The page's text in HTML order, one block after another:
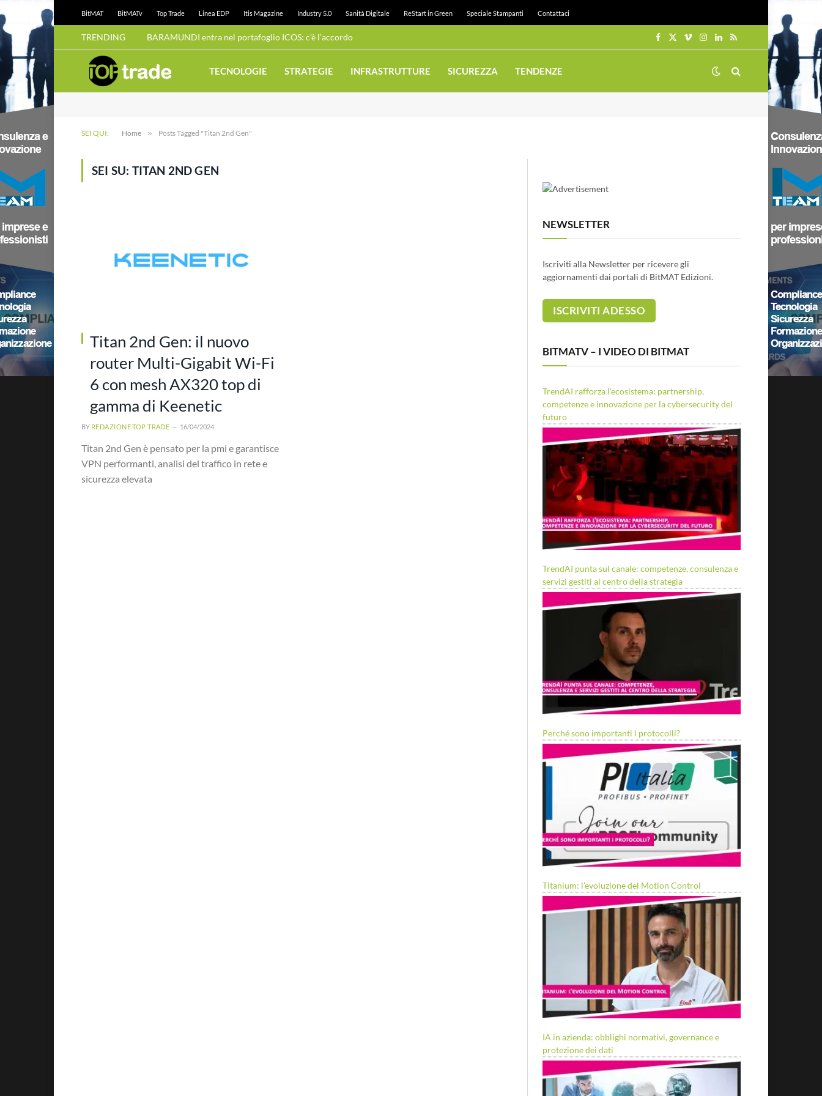
BitMAT BitMATv Top Trade Linea EDP Itis Magazine Industry 5.0 Sanità Digitale ReStart in Green Speciale Stampanti Contattaci
TRENDING BARAMUNDI entra nel portafoglio ICOS: c’è l’accordo
Facebook
X
VimeoInstagram
LinkedIn
RSS
TECNOLOGIE STRATEGIE INFRASTRUTTURE SICUREZZA TENDENZE
SEI QUI: Home » Posts Tagged "Titan 2nd Gen"
SEI SU: TITAN 2ND GEN
Titan 2nd Gen: il nuovo
router Multi-Gigabit Wi-Fi
6 con mesh AX320 top di
gamma di Keenetic
BY REDAZIONE TOP TRADE 16/04/2024
Titan 2nd Gen è pensato per la pmi e garantisce
VPN performanti, analisi del traffico in rete e
sicurezza elevata
NEWSLETTER
Iscriviti alla Newsletter per ricevere gli
aggiornamenti dai portali di BitMAT Edizioni.
BITMATV – I VIDEO DI BITMAT
TrendAI rafforza l’ecosistema: partnership,
competenze e innovazione per la cybersecurity del
futuro
TrendAI punta sul canale: competenze, consulenza e
servizi gestiti al centro della strategia
Perché sono importanti i protocolli?
Titanium: l’evoluzione del Motion Control
IA in azienda: obblighi normativi, governance e
protezione dei dati